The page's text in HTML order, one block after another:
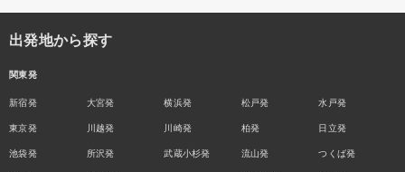
出発地から探す
関東発
新宿発
東京発
池袋発
大宮発
川越発
所沢発
横浜発
川崎発
武蔵小杉発
松戸発
柏発
流山発
水戸発
日立発
つくば発